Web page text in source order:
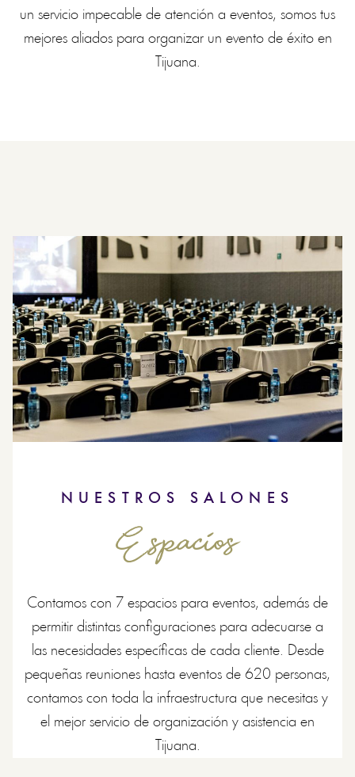
un servicio impecable de atención a eventos, somos tus
mejores aliados para organizar un evento de éxito en
Tijuana.
NUESTROS SALONES
Espacios
Contamos con 7 espacios para eventos, además de
permitir distintas configuraciones para adecuarse a
las necesidades específicas de cada cliente. Desde
pequeñas reuniones hasta eventos de 620 personas,
contamos con toda la infraestructura que necesitas y
el mejor servicio de organización y asistencia en
Tijuana.